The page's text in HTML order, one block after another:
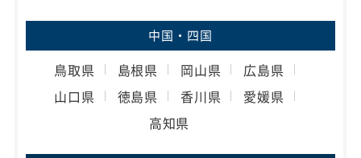
中国・四国
鳥取県 島根県 岡山県
広島県
山口県
徳島県 香川県
愛媛県
高知県